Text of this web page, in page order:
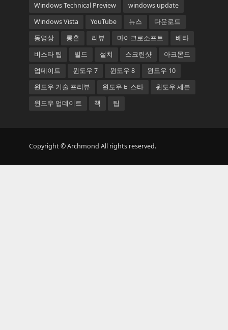
Windows Technical Preview
windows update
Windows Vista
YouTube 뉴스
다운로드
동영상
롱혼 리뷰 마이크로소프트
베타
비스타 팁
빌드 설치 스크린샷
아크몬드
업데이트
윈도우 7 윈도우 8
윈도우 10
윈도우 기술 프리뷰
윈도우 비스타
윈도우 세븐
윈도우 업데이트
책 팁
Copyright © Archmond All rights reserved.